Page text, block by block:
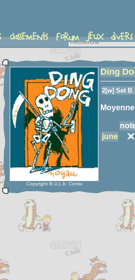
Copyright B.ü.L.b. Comix
Ding
2[w] Set B
Moyenne
june